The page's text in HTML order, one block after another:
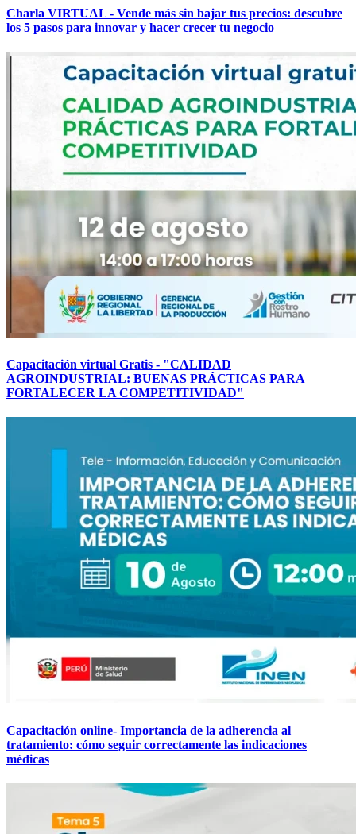
Charla VIRTUAL - Vende más sin bajar tus precios: descubre
los 5 pasos para innovar y hacer crecer tu negocio
Capacitación virtual Gratis - "CALIDAD
AGROINDUSTRIAL: BUENAS PRÁCTICAS PARA
FORTALECER LA COMPETITIVIDAD"
Capacitación online- Importancia de la adherencia al
tratamiento: cómo seguir correctamente las indicaciones
médicas